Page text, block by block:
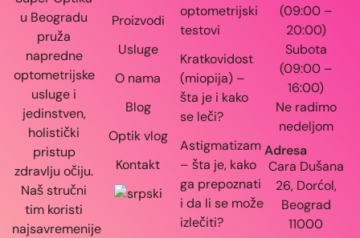
u Beogradu
pruža
napredne
optometrijske
usluge i
jedinstven,
holistički
pristup
zdravlju očiju.
Naš stručni
tim koristi
najsavremenije
Proizvodi
Usluge
O nama
Blog
Optik vlog
Kontakt
optometrijski
testovi
Kratkovidost
(miopija) –
šta je i kako
se leči?
Astigmatizam
– šta je, kako
ga prepoznati
i da li se može
izlečiti?
(09:00 –
20:00)
Subota
(09:00 –
16:00)
Ne radimo
nedeljom
Adresa
Cara Dušana
26, Dorćol,
Beograd
11000